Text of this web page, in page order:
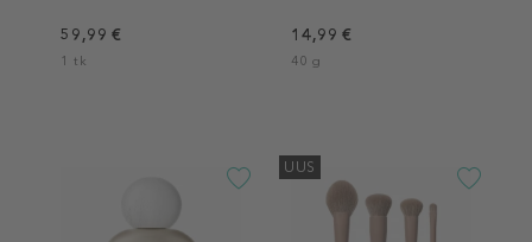
59,99 €
1 tk
14,99 €
40 g
UUS